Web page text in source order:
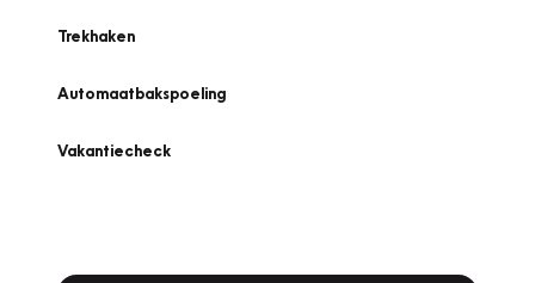
Trekhaken
Automaatbakspoeling
Vakantiecheck